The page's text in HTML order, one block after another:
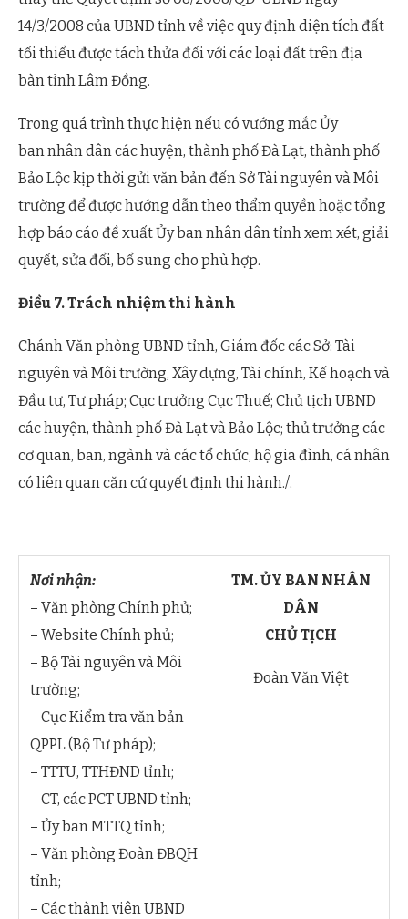
14/3/2008 của UBND tỉnh về việc quy định diện tích đất
tối thiểu được tách thửa đối với các loại đất trên địa
bàn tỉnh Lâm Đồng.
Trong quá trình thực hiện nếu có vướng mắc Ủy
ban nhân dân các huyện, thành phố Đà Lạt, thành phố
Bảo Lộc kịp thời gửi văn bản đến Sở Tài nguyên và Môi
trường để được hướng dẫn theo thẩm quyền hoặc tổng
hợp báo cáo đề xuất Ủy ban nhân dân tỉnh xem xét, giải
quyết, sửa đổi, bổ sung cho phù hợp.
Điều 7. Trách nhiệm thi hành
Chánh Văn phòng UBND tỉnh, Giám đốc các Sở: Tài
nguyên và Môi trường, Xây dựng, Tài chính, Kế hoạch và
Đầu tư, Tư pháp; Cục trưởng Cục Thuế; Chủ tịch UBND
các huyện, thành phố Đà Lạt và Bảo Lộc; thủ trưởng các
cơ quan, ban, ngành và các tổ chức, hộ gia đình, cá nhân
có liên quan căn cứ quyết định thi hành./.
Nơi nhận:
– Văn phòng Chính phủ;
– Website Chính phủ;
– Bộ Tài nguyên và Môi
trường;
– Cục Kiểm tra văn bản
QPPL (Bộ Tư pháp);
– TTTU, TTHĐND tỉnh;
– CT, các PCT UBND tỉnh;
– Ủy ban MTTQ tỉnh;
– Văn phòng Đoàn ĐBQH
tỉnh;
– Các thành viên UBND
TM. ỦY BAN NHÂN
DÂN
CHỦ TỊCH
Đoàn Văn Việt